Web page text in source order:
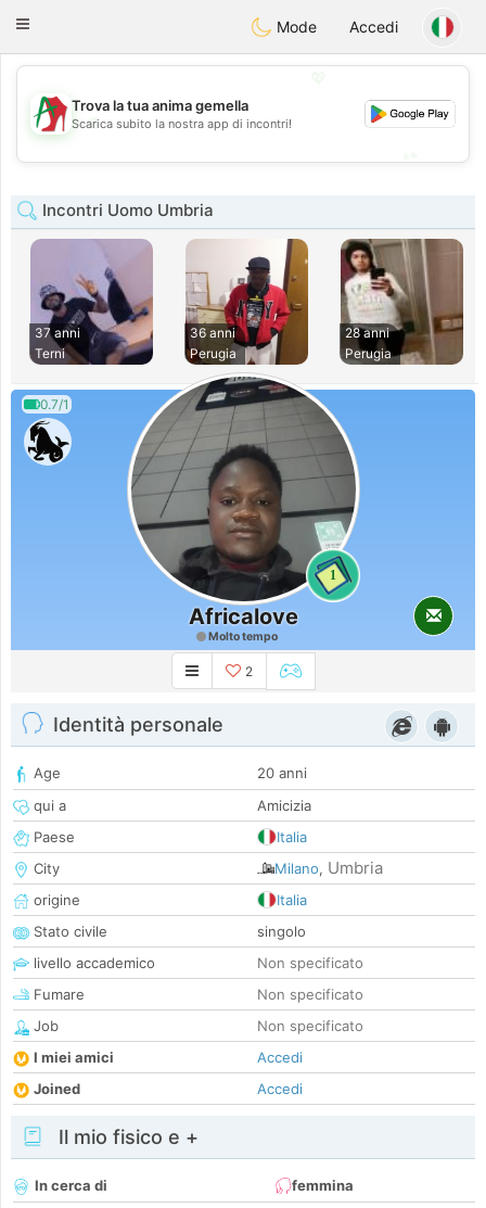
Amami Ora
Toggle
Mode Accedi
💖
💕
Trova la tua anima gemella
Scarica subito la nostra app di incontri!
Incontri Uomo Umbria
37 anni
Terni
36 anni
Perugia
28 anni
Perugia
0.7/1
1
Africalove
Molto tempo
2
Identità personale
Age
20 anni
qui a
Amicizia
Paese
Italia
City
Milano, Umbria
origine
Italia
Stato civile
singolo
livello accademico
Non specificato
Fumare
Non specificato
Job
Non specificato
I miei amici
Accedi
Joined
Accedi
Il mio fisico e +
In cerca di
femmina